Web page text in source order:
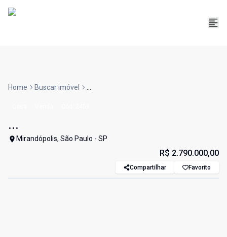
Home Buscar imóvel ...
...
Mirandópolis, São Paulo - SP
R$ 2.790.000,00
Compartilhar Favorito